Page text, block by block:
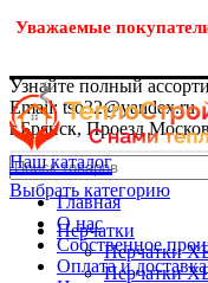
Уважаемые
Узнайте полный
Email: tso32@yandex.ru
г.Брянск, Проезд
г.Брянск, Проезд
Выбрать категорию
Перчатки
Перчатки
Перчатки
Наш каталог
Главная
О нас
Собственное
Оплата и доставка